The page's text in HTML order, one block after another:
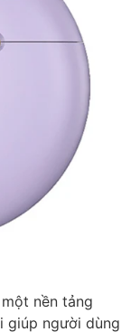
nền tảng
giúp người dùng